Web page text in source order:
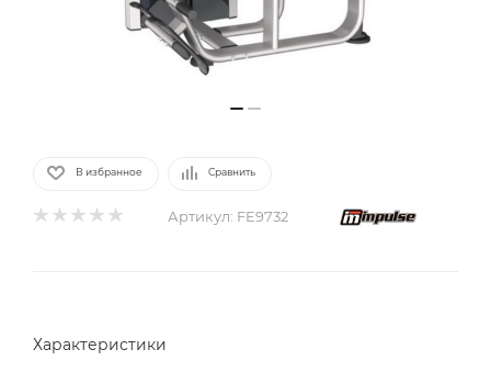
В избранное Сравнить
Артикул: FE9732
Характеристики